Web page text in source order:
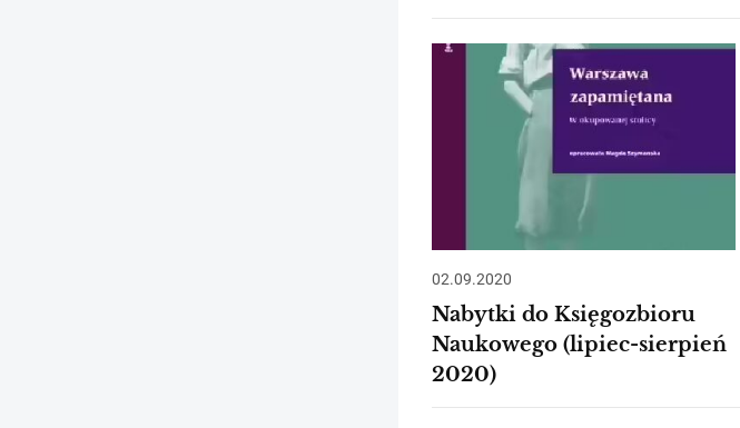
02.09.2020
Nabytki do Księgozbioru
Naukowego (lipiec-sierpień
2020)